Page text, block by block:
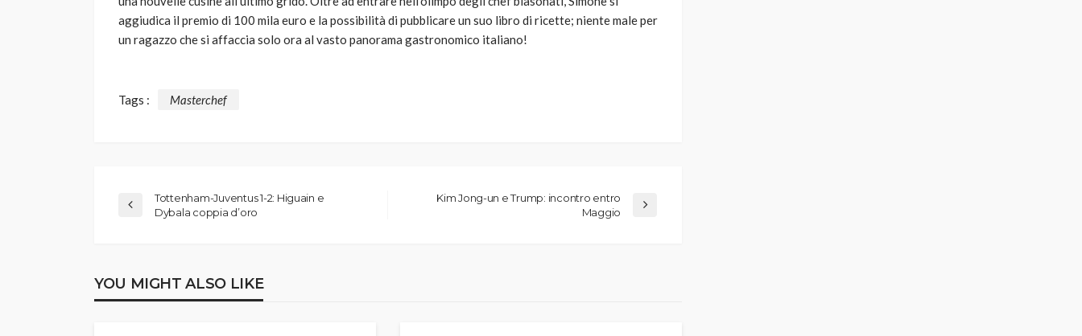
aggiudica il premio di 100 mila euro e la possibilità di pubblicare un suo libro di ricette; niente male per
un ragazzo che si affaccia solo ora al vasto panorama gastronomico italiano!
Tags : Masterchef
Tottenham-Juventus 1-2: Higuain e
Dybala coppia d’oro
Kim Jong-un e Trump: incontro entro
Maggio
YOU MIGHT ALSO LIKE